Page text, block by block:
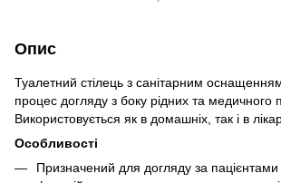
Опис
Туалетний стілець з санітарним
процес догляду з боку рідних та медичного
Використовується як в домашніх, так і в
Особливості
Призначений для догляду за